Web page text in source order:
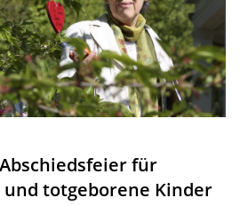
für
totgeborene Kinder